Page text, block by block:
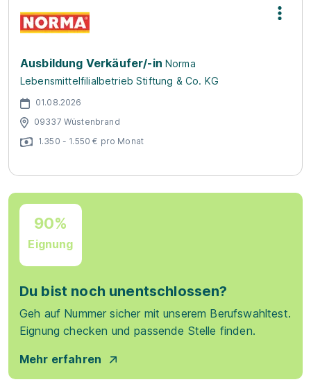
Ausbildung Verkäufer/-in Norma
Lebensmittelfilialbetrieb Stiftung & Co. KG
01.08.2026
09337 Wüstenbrand
1.350 - 1.550 € pro Monat
90%
Eignung
Du bist noch unentschlossen?
Geh auf Nummer sicher mit unserem Berufswahltest.
Eignung checken und passende Stelle finden.
Mehr erfahren